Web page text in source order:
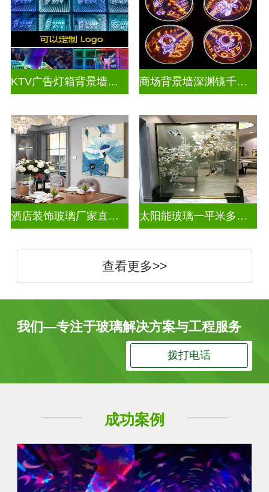
KTV广告灯箱背景墙定制做千层镜 商场背景墙深渊镜千层镜
酒店装饰玻璃厂家直销批发 太阳能玻璃一平米多少钱
查看更多>>
我们—专注于玻璃解决方案与工程服务
拨打电话
成功案例